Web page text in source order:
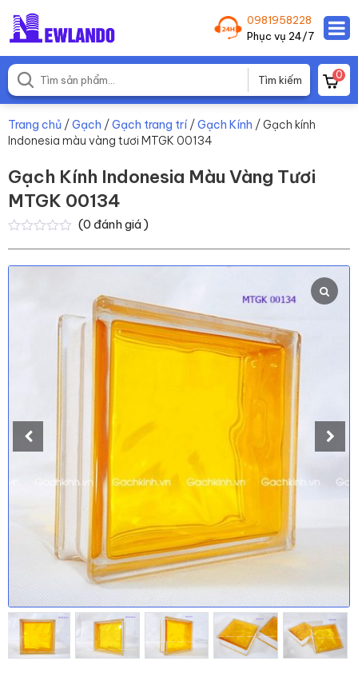
0981958228
Phục vụ 24/7
0
Trang chủ /Gạch /Gạch trang trí/Gạch Kính / Gạch kính
Indonesia màu vàng tươi MTGK 00134
Gạch Kính Indonesia Màu Vàng Tươi
MTGK 00134
5
(0 đánh giá )